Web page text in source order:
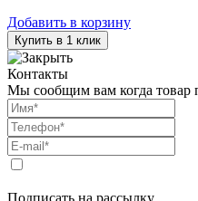
Добавить в корзину
Купить в 1 клик
Контакты
Мы сообщим вам когда товар
Подписать на рассылку